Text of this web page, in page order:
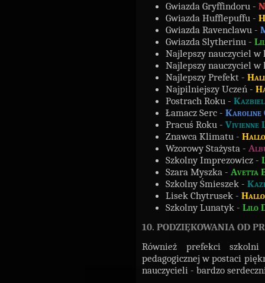
Gwiazda Gryffindoru -
Gwiazda Hufflepuffu -
Gwiazda Ravenclawu -
Gwiazda Slytherinu -
Najlepszy nauczyciel
Najlepszy nauczyciel
Najlepszy Prefekt -
Najpilniejszy Uczeń -
Postrach Roku -
Łamacz Serc - Karoline
Pracuś Roku - Vivienne
Znawca Klimatu -
Wzorowy Stażysta -
Szkolny Imprezowicz -
Szara Myszka - Avetta
Szkolny Śmieszek -
Lisek Chytrusek -
Szkolny Lunatyk - Lilo
10. PODZIĘKOWANIA OD
Również prefekci
pedagogicznej w postaci
nauczycieli - bardzo